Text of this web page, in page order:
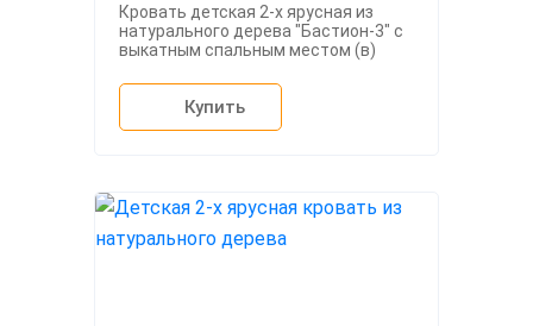
Кровать детская 2-х ярусная из
натурального дерева "Бастион-3" с
выкатным спальным местом (в)
Купить